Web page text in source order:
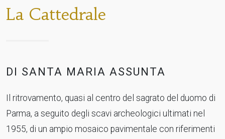
La Cattedrale
DI SANTA MARIA ASSUNTA
Il ritrovamento, quasi al centro del sagrato del duomo di
Parma, a seguito degli scavi archeologici ultimati nel
1955, di un ampio mosaico pavimentale con riferimenti